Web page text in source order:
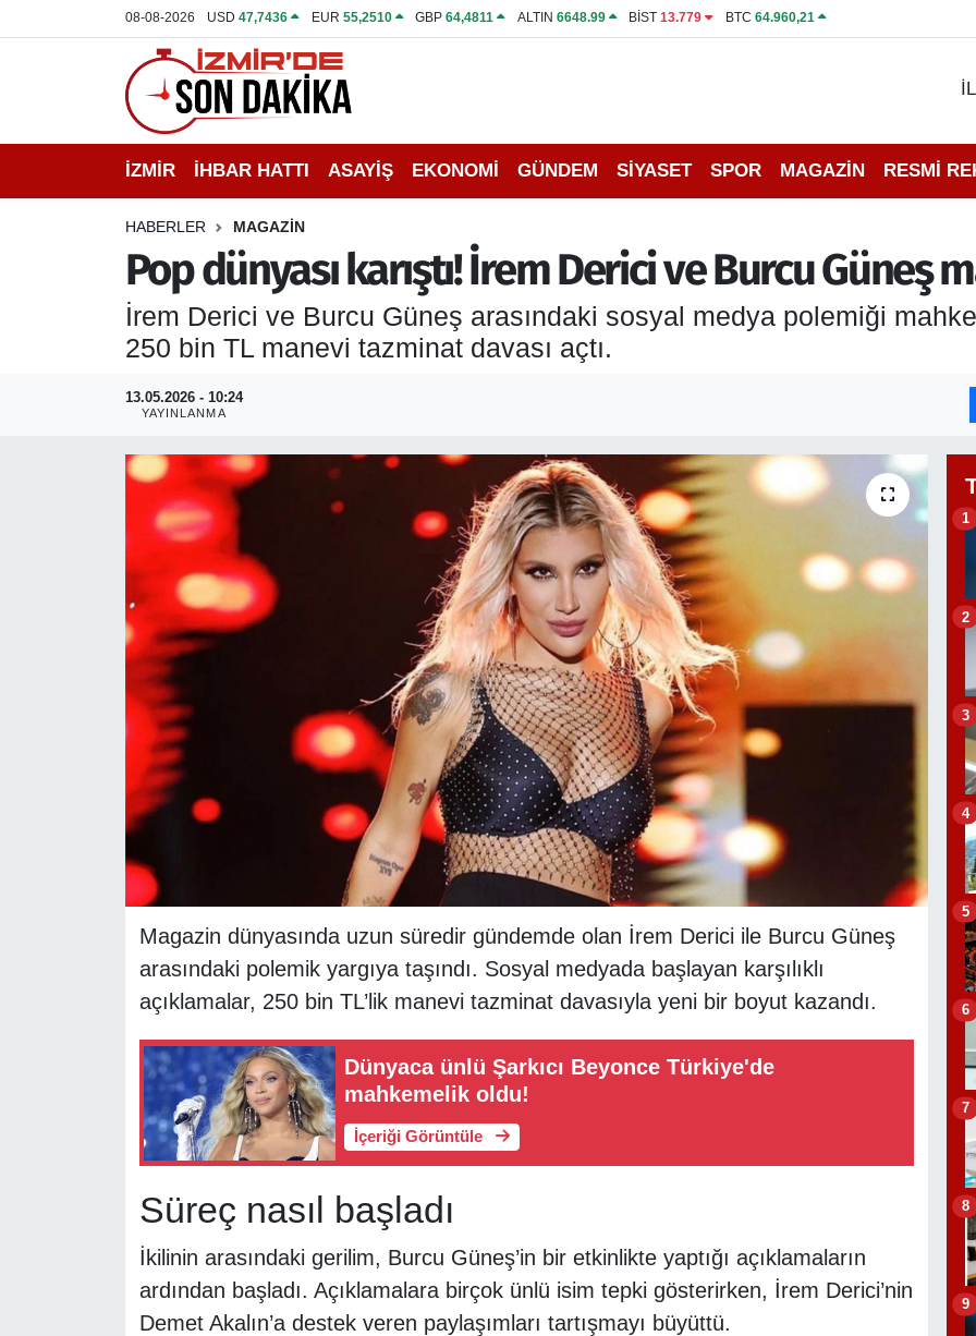
08-08-2026 USD47,7436 EUR 55,2510 GBP64,4811 ALTIN 6648.99 BİST13.779 BTC 64.960,21
İZMİR İHBAR HATTI ASAYİŞ EKONOMİ GÜNDEM SİYASET SPOR MAGAZİN RESMİ
HABERLER MAGAZİN
Pop dünyası karıştı! İrem Derici ve Burcu Güneş
İrem Derici ve Burcu Güneş arasındaki sosyal medya polemiği
250 bin TL manevi tazminat davası açtı.
13.05.2026 - 10:24
YAYINLANMA
Magazin dünyasında uzun süredir gündemde olan İrem Derici ile Burcu Güneş
arasındaki polemik yargıya taşındı. Sosyal medyada başlayan karşılıklı
açıklamalar, 250 bin TL’lik manevi tazminat davasıyla yeni bir boyut kazandı.
Dünyaca ünlü Şarkıcı Beyonce Türkiye'de
mahkemelik oldu!
İçeriği Görüntüle
Süreç nasıl başladı
İkilinin arasındaki gerilim, Burcu Güneş’in bir etkinlikte yaptığı açıklamaların
ardından başladı. Açıklamalara birçok ünlü isim tepki gösterirken, İrem Derici’nin
Demet Akalın’a destek veren paylaşımları tartışmayı büyüttü.
1
2
3
4
5
6
7
8
9
İHBAR HATTI
DEPREM
EKONOMİ
SİYASET
ASAYİŞ
RESMİ REKLAM
İzmir Nöbetçi Eczaneler
İzmir Hava Durumu
İzmir Namaz Vakitleri
İzmir Trafik Yoğunluk Haritası
Puan Durumu ve Fikstür
Tüm Manşetler
Son Dakika Haberleri
Haber Arşivi